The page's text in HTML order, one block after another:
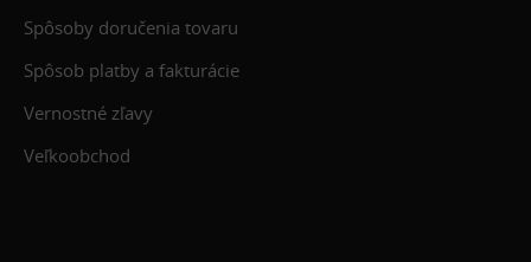
Spôsoby doručenia tovaru
Spôsob platby a fakturácie
Vernostné zľavy
Veľkoobchod